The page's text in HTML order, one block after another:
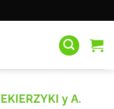
y A.